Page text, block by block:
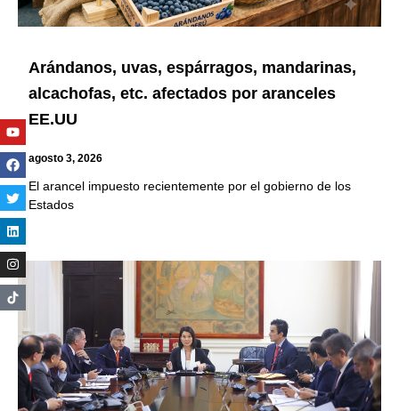
Arándanos, uvas, espárragos, mandarinas,
alcachofas, etc. afectados por aranceles
EE.UU
agosto 3, 2026
El arancel impuesto recientemente por el gobierno de los
Estados
Youtube
Facebook
Twitter
Linkedin
Instagram